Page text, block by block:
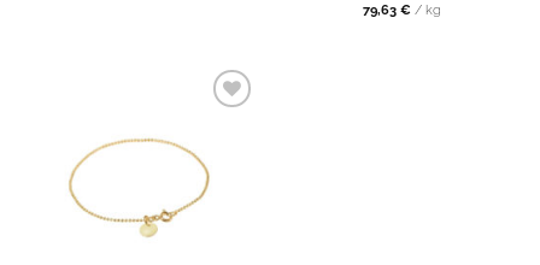
79,63 € / kg